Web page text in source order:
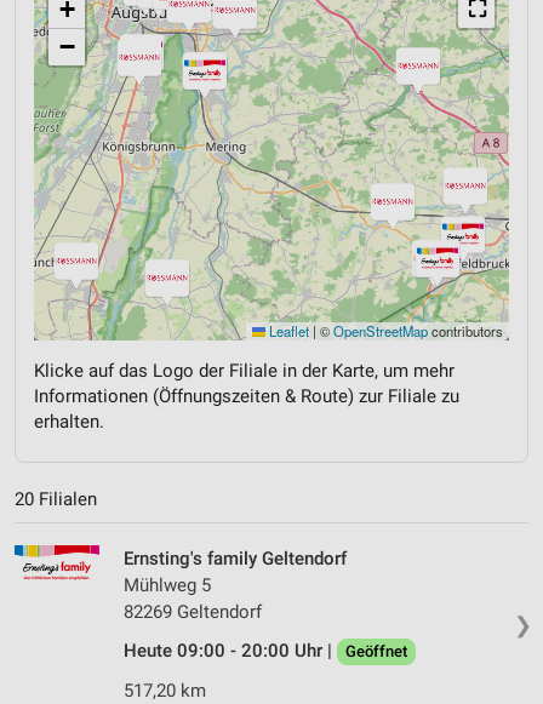
⛶
+
−
Leaflet | ©OpenStreetMapcontributors
Klicke auf das Logo der Filiale in der Karte, um mehr
Informationen (Öffnungszeiten & Route) zur Filiale zu
erhalten.
20 Filialen
❯
Ernsting's family Geltendorf
Mühlweg 5
82269 Geltendorf
Heute 09:00 - 20:00 Uhr |
Geöffnet
517,20 km